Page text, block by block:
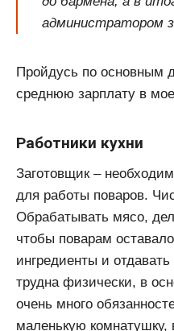
администратором
Пройдусь по основным
среднюю зарплату в
Работники кухни
Заготовщик –
для работы поваров.
Обрабатывать мясо,
чтобы поварам
ингредиенты и
трудна физически, в
очень много
маленькую комнатушку,